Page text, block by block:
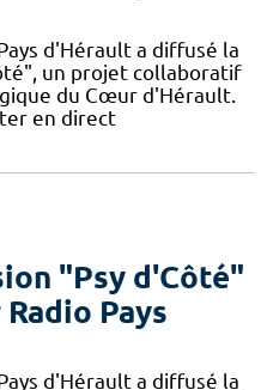
d'Hérault a diffusé la
un projet collaboratif
du Cœur d'Hérault.
en direct
"Psy d'Côté"
Pays
d'Hérault a diffusé la